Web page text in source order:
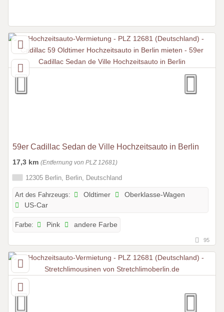
59er Cadillac Sedan de Ville Hochzeitsauto in Berlin
17,3 km (Entfernung von PLZ 12681)
12305 Berlin, Berlin, Deutschland
Art des Fahrzeugs: Oldtimer
Oberklasse-Wagen
US-Car
Farbe: Pink andere Farbe
95